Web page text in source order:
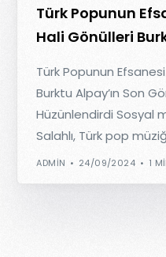
Türk Popunun
Hali Gönülleri
Türk Popunun
Burktu Alpay’ın Son
Hüzünlendirdi Sosyal
Salahlı, Türk pop
ADMIN 24/09/2024 1